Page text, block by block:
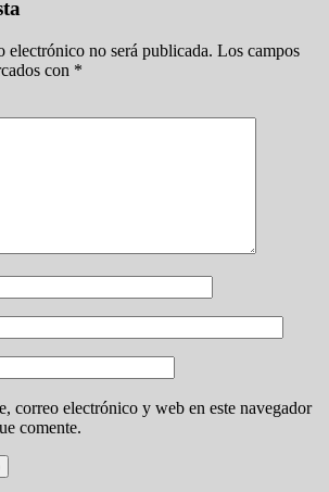
electrónico no será publicada. Los campos
con *
correo electrónico y web en este navegador
comente.